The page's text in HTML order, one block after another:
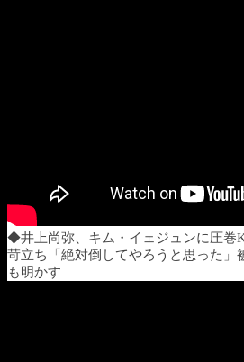
◆井上尚弥、キム・イェジュンに圧
苛立ち「絶対倒してやろうと思った」
も明かす